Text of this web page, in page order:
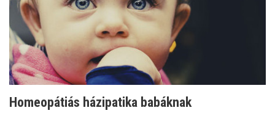
Homeopátiás házipatika babáknak